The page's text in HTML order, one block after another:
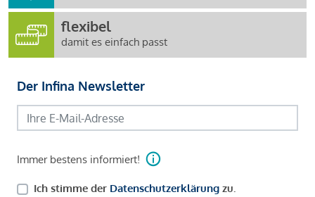
flexibel
damit es einfach passt
Der Infina Newsletter
Immer bestens informiert!
Ich stimme der Datenschutzerklärung zu.